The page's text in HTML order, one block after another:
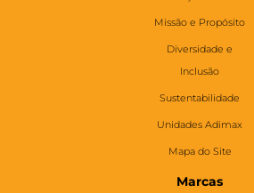
Missão e Propósito
Diversidade e
Inclusão
Sustentabilidade
Unidades Adimax
Mapa do Site
Marcas